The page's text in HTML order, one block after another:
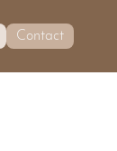
Contact